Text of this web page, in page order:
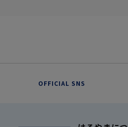
OFFICIAL SNS